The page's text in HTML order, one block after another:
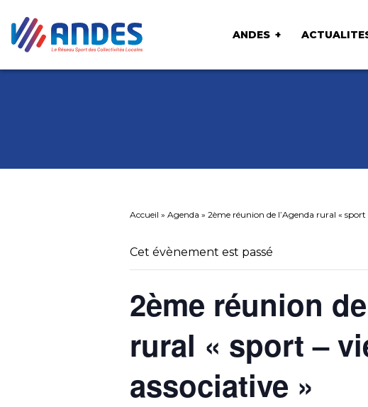
ANDES
Accueil » Agenda » 2ème réunion de l’Agenda rural « sport
Cet évènement est passé
2ème réunion
rural « sport –
associative »